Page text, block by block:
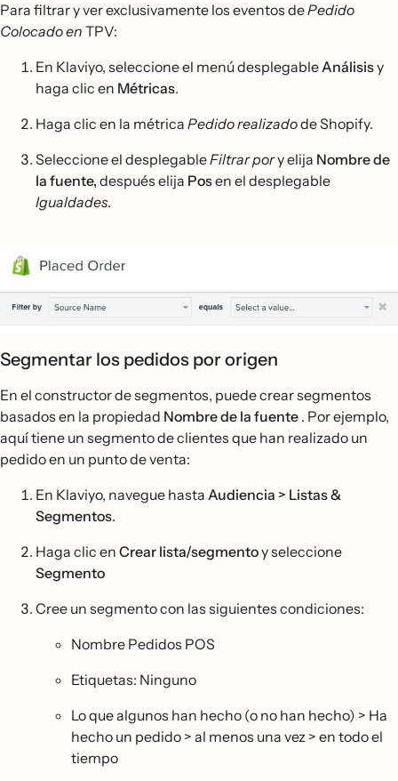
Para filtrar y ver exclusivamente los eventos dePedido
Colocado en TPV:
En Klaviyo, seleccione el menú desplegableAnálisisy
haga clic en Métricas.
Haga clic en la métrica Pedido realizadode Shopify.
Seleccione el desplegableFiltrar pory elija Nombre de
la fuente, después elija Posen el desplegable
Igualdades.
Segmentar los pedidos por origen
En el constructor de segmentos, puede crear segmentos
basados en la propiedad Nombre de la fuente . Por ejemplo,
aquí tiene un segmento de clientes que han realizado un
pedido en un punto de venta:
En Klaviyo, navegue hasta Audiencia > Listas &
Segmentos.
Haga clic en Crear lista/segmentoy seleccione
Segmento
Cree un segmento con las siguientes condiciones:
Nombre Pedidos POS
Etiquetas: Ninguno
Lo que algunos han hecho (o no han hecho) > Ha
hecho un pedido > al menos una vez > en todo el
tiempo